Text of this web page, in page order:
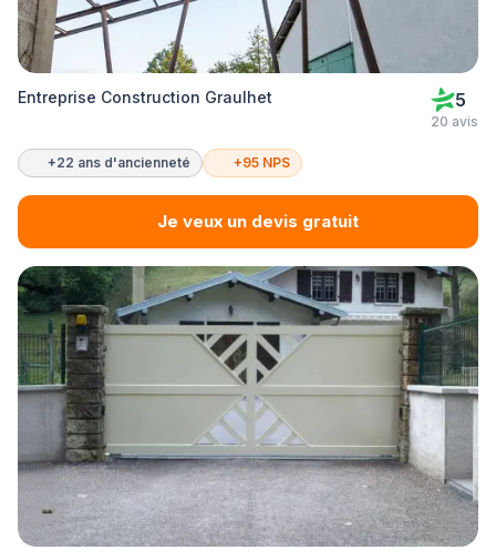
Entreprise Construction Graulhet 5
20 avis
+22 ans d'ancienneté +95 NPS
Je veux un devis gratuit